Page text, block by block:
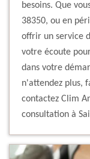
besoins. Que
38350, ou en
offrir un service
votre écoute
dans votre
n'attendez plus,
contactez Clim
consultation à